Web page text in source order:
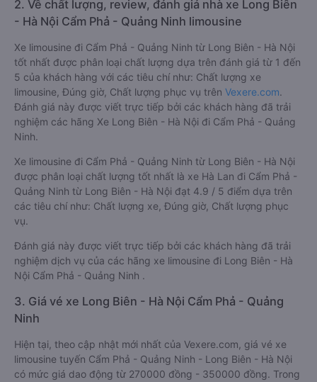
2. Về chất lượng, review, đánh giá nhà xe Long Biên
- Hà Nội Cẩm Phả - Quảng Ninh limousine
Xe limousine đi Cẩm Phả - Quảng Ninh từ Long Biên - Hà Nội
tốt nhất được phân loại chất lượng dựa trên đánh giá từ 1 đến
5 của khách hàng với các tiêu chí như: Chất lượng xe
limousine, Đúng giờ, Chất lượng phục vụ trên Vexere.com.
Đánh giá này được viết trực tiếp bởi các khách hàng đã trải
nghiệm các hãng Xe Long Biên - Hà Nội đi Cẩm Phả - Quảng
Ninh.
Xe limousine đi Cẩm Phả - Quảng Ninh từ Long Biên - Hà Nội
được phân loại chất lượng tốt nhất là xe Hà Lan đi Cẩm Phả -
Quảng Ninh từ Long Biên - Hà Nội đạt 4.9 / 5 điểm dựa trên
các tiêu chí như: Chất lượng xe, Đúng giờ, Chất lượng phục
vụ.
Đánh giá này được viết trực tiếp bởi các khách hàng đã trải
nghiệm dịch vụ của các hãng xe limousine đi Long Biên - Hà
Nội Cẩm Phả - Quảng Ninh .
3. Giá vé xe Long Biên - Hà Nội Cẩm Phả - Quảng
Ninh
Hiện tại, theo cập nhật mới nhất của Vexere.com, giá vé xe
limousine tuyến Cẩm Phả - Quảng Ninh - Long Biên - Hà Nội
có mức giá dao động từ 270000 đồng - 350000 đồng. Trong